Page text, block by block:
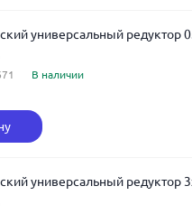
универсальный редуктор
В наличии
универсальный редуктор